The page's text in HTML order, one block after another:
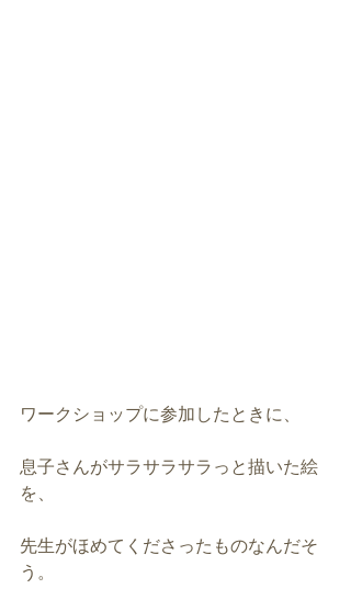
ワークショップに参加したときに、
息子さんがサラサラサラっと描いた絵
を、
先生がほめてくださったものなんだそ
う。